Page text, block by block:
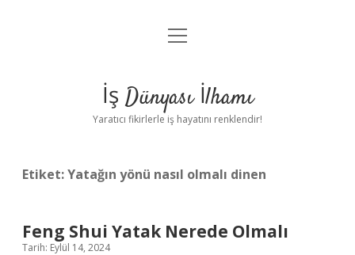
Anasayfa
Yasal Uyarı
menüyü
İş Dünyası İlhamı
Yaratıcı fikirlerle iş hayatını renklendir!
Etiket:Yatağın yönü nasıl olmalı dinen
Feng Shui Yatak Nerede Olmalı
Tarih: Eylül 14, 2024